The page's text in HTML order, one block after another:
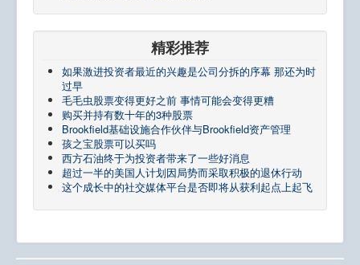
精彩推荐
如果激进投资者最近的兴趣是公司分拆的序幕 那还为时
过早
毛毛虫股票变得更好之前 事情可能会变得更糟
购买并持有数十年的3种股票
Brookfield基础设施合作伙伴与Brookfield资产管理
孩之宝股票可以买吗
西方石油终于为投资者带来了一些好消息
超过一半的美国人计划因局势而采取积极的退休行动
这个成长中的社交媒体平台是否即将从获利起点上起飞